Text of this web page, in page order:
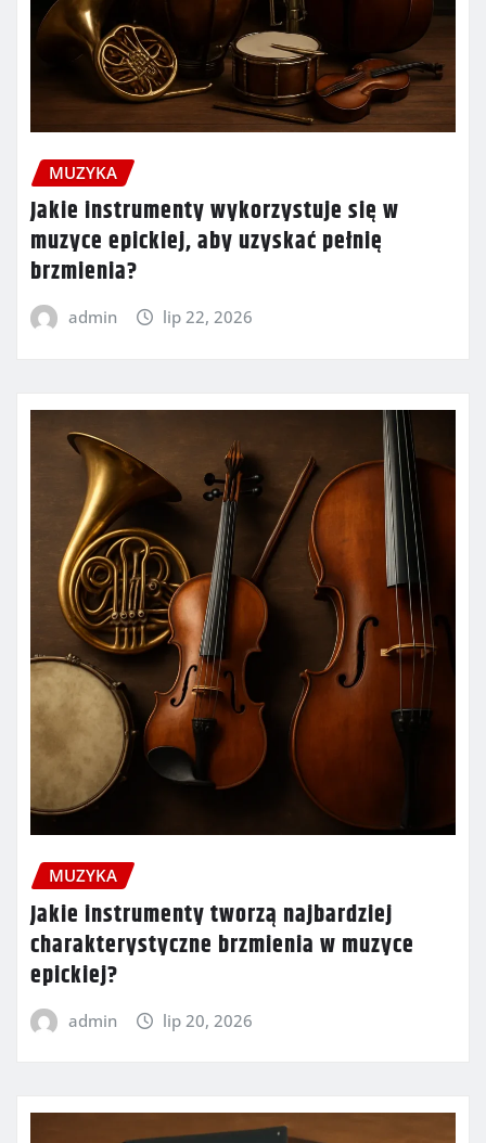
MUZYKA
Jakie instrumenty wykorzystuje się w
muzyce epickiej, aby uzyskać pełnię
brzmienia?
admin lip 22, 2026
MUZYKA
Jakie instrumenty tworzą najbardziej
charakterystyczne brzmienia w muzyce
epickiej?
admin lip 20, 2026